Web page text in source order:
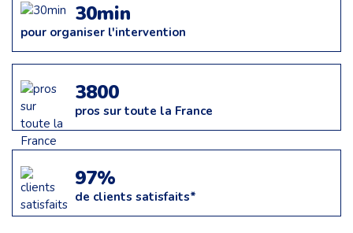
30min
pour organiser l'intervention
3800
pros sur toute la France
97%
de clients satisfaits*